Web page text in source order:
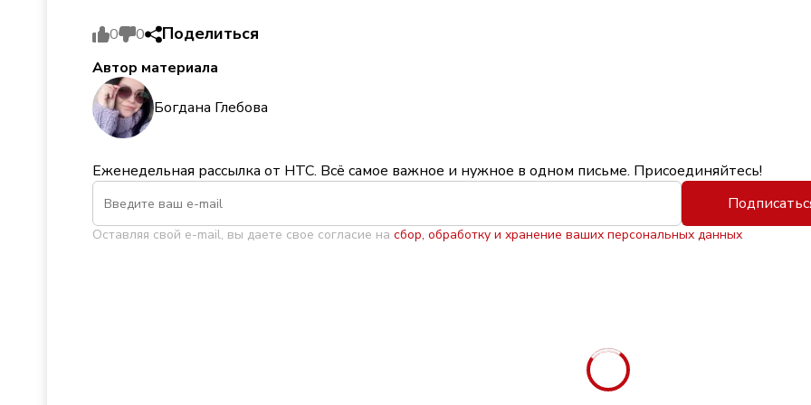
0 0 Поделиться
Автор материала
Богдана Глебова
Еженедельная рассылка от НТС. Всё самое важное и нужное в одном письме. Присоединяйтесь!
Оставляя свой e-mail, вы даете свое согласие на сбор, обработку и хранение ваших персональных данных